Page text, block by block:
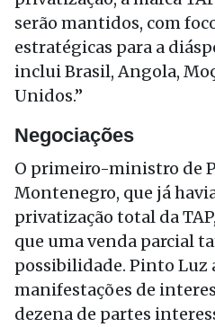
serão mantidos, com
estratégicas para a
inclui Brasil, Angola,
Unidos.”
Negociações
O primeiro-ministro de
Montenegro, que já
privatização total da
que uma venda parcial
possibilidade. Pinto Luz
manifestações de
dezena de partes